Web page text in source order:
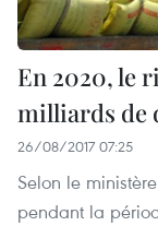
En 2020, le
milliards de
26/08/2017 07:25
Selon le
pendant la